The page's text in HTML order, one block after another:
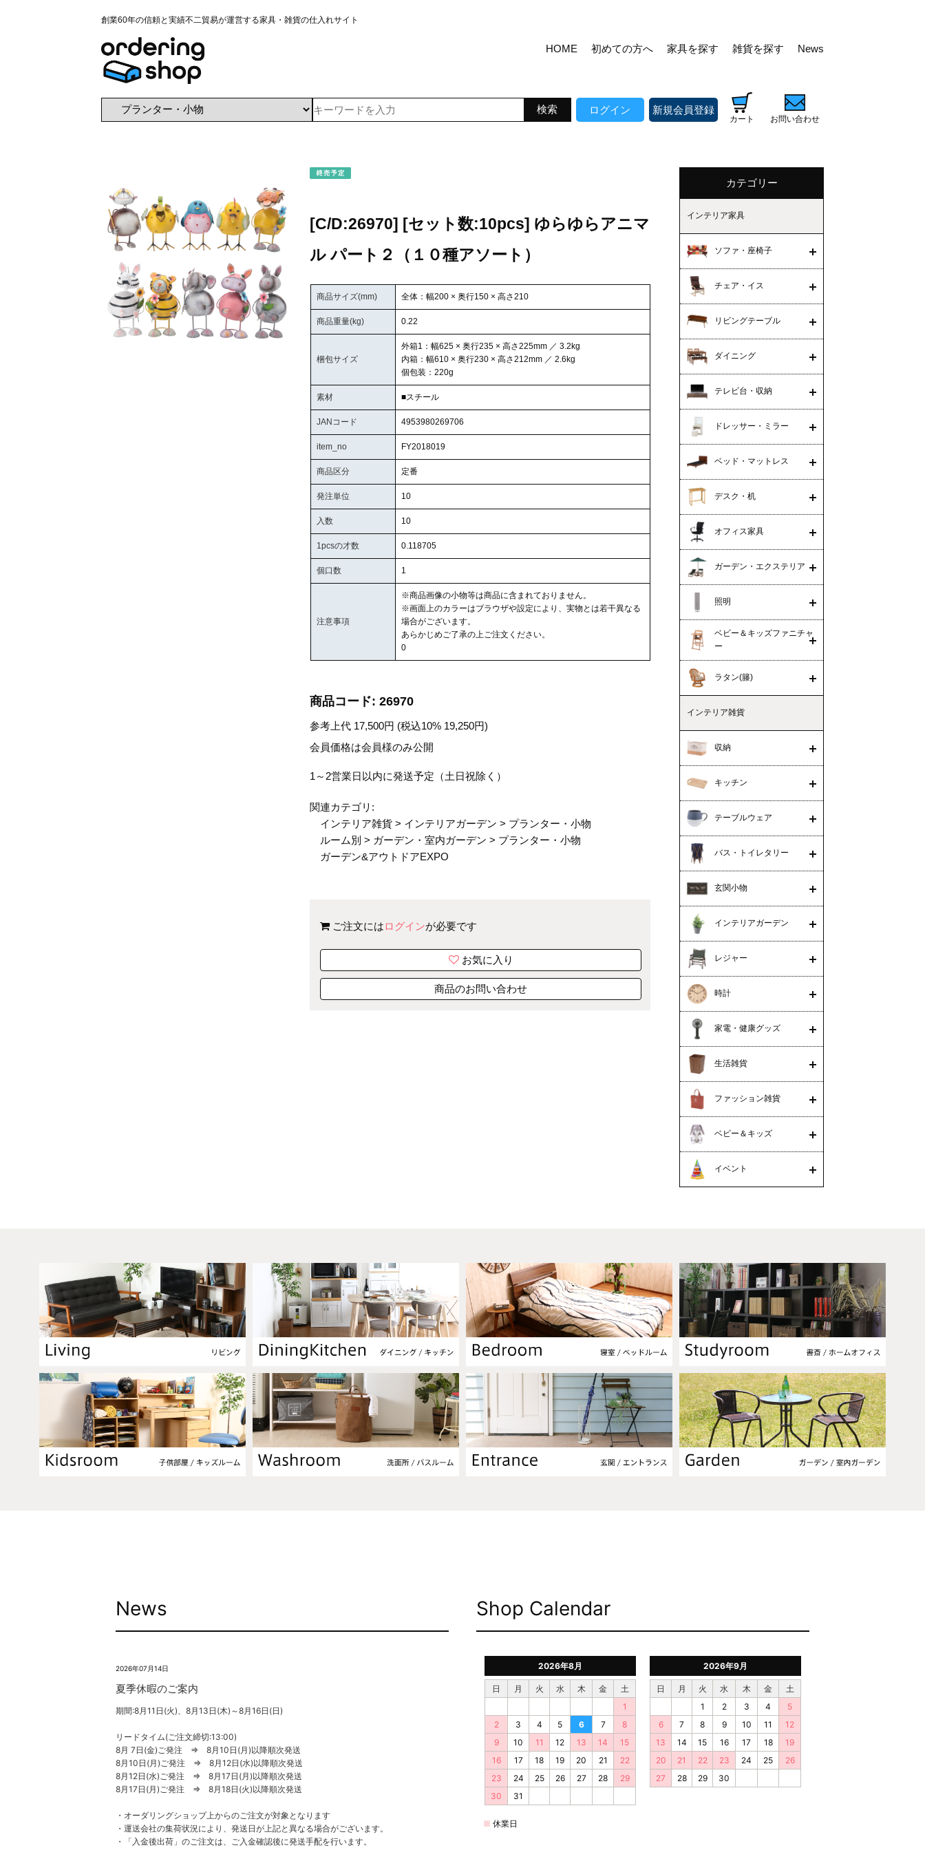
創業60年の信頼と実績不二貿易が運営する家具・雑貨の仕入れサイト
HOME 初めての方へ 家具を探す 雑貨を探す News
ログイン 新規会員登録
カート お問い合わせ
[C/D:26970] [セット数:10pcs] ゆらゆらアニマ
ル パート２（１０種アソート）
商品サイズ(mm) 全体：幅200 × 奥行150 × 高さ210
商品重量(kg) 0.22
梱包サイズ
外箱1：幅625 × 奥行235 × 高さ225mm ／ 3.2kg
内箱：幅610 × 奥行230 × 高さ212mm ／ 2.6kg
個包装：220g
素材 ■スチール
JANコード 4953980269706
item_no FY2018019
商品区分 定番
発注単位 10
入数 10
1pcsの才数 0.118705
個口数 1
注意事項
※商品画像の小物等は商品に含まれておりません。
※画面上のカラーはブラウザや設定により、実物とは若干異なる
場合がございます。
あらかじめご了承の上ご注文ください。
0
商品コード: 26970
参考上代 17,500円 (税込10% 19,250円)
会員価格は会員様のみ公開
1～2営業日以内に発送予定（土日祝除く）
関連カテゴリ:
インテリア雑貨 > インテリアガーデン > プランター・小物
ルーム別 > ガーデン・室内ガーデン > プランター・小物
ガーデン&アウトドアEXPO
ご注文にはログインが必要です
お気に入り
商品のお問い合わせ
カテゴリー
インテリア家具
ソファ・座椅子
チェア・イス
リビングテーブル
ダイニング
テレビ台・収納
ドレッサー・ミラー
ベッド・マットレス
デスク・机
オフィス家具
ガーデン・エクステリア
照明
ベビー＆キッズファニチャ
ー
ラタン(籐)
インテリア雑貨
収納
キッチン
テーブルウェア
バス・トイレタリー
玄関小物
インテリアガーデン
レジャー
時計
家電・健康グッズ
生活雑貨
ファッション雑貨
ベビー＆キッズ
イベント